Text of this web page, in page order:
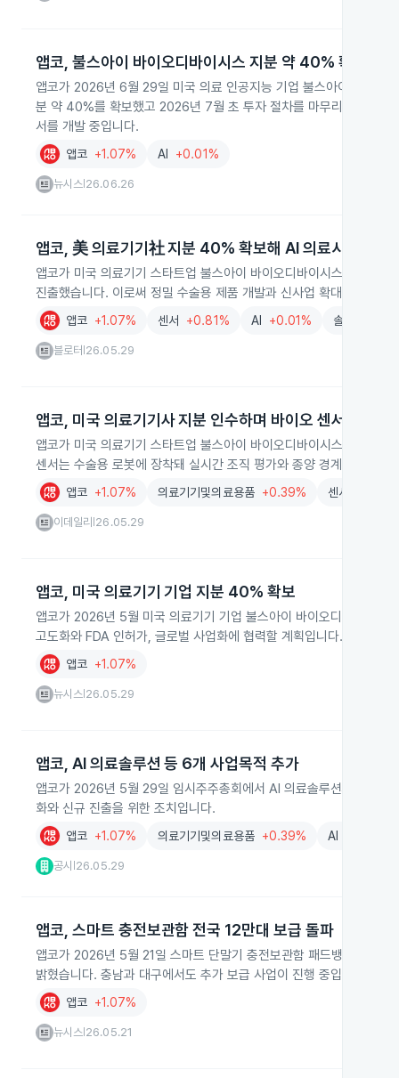
앱코, 불스아이 바이오디바이시스 지분 약 40% 확보
앱코가 2026년 6월 29일 미국 의료 인공지능 기업 불스아이 바이오
분 약 40%를 확보했고 2026년 7월 초 투자 절차를 마무리할 계획입
서를 개발 중입니다.
앱코 +1.07% AI +0.01%
뉴시스 26.06.26
앱코, 美 의료기기社 지분 40% 확보해 AI 의료시장 진출
앱코가 미국 의료기기 스타트업 불스아이 바이오디바이시스 지분
진출했습니다. 이로써 정밀 수술용 제품 개발과 신사업 확대에 나섭니
앱코 +1.07% 센서 +0.81% AI +0.01% 솔루션
블로터 26.05.29
앱코, 미국 의료기기사 지분 인수하며 바이오 센서 사업 진
앱코가 미국 의료기기 스타트업 불스아이 바이오디바이시스 지분
센서는 수술용 로봇에 장착돼 실시간 조직 평가와 종양 경계 구분이 가
앱코 +1.07% 의료기기및의료용품 +0.39% 센서
이데일리 26.05.29
앱코, 미국 의료기기 기업 지분 40% 확보
앱코가 2026년 5월 미국 의료기기 기업 불스아이 바이오디바이시스
고도화와 FDA 인허가, 글로벌 사업화에 협력할 계획입니다.
앱코 +1.07%
뉴시스 26.05.29
앱코, AI 의료솔루션 등 6개 사업목적 추가
앱코가 2026년 5월 29일 임시주주총회에서 AI 의료솔루션과 의료
화와 신규 진출을 위한 조치입니다.
앱코 +1.07% 의료기기및의료용품 +0.39% AI
공시 26.05.29
앱코, 스마트 충전보관함 전국 12만대 보급 돌파
앱코가 2026년 5월 21일 스마트 단말기 충전보관함 패드뱅크의 전국
밝혔습니다. 충남과 대구에서도 추가 보급 사업이 진행 중입니다.
앱코 +1.07%
뉴시스 26.05.21